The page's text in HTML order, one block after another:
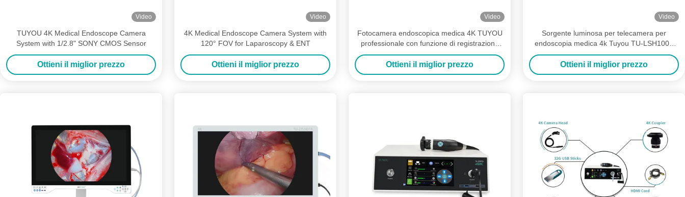
Video
TUYOU 4K Medical Endoscope Camera
System with 1/2.8" SONY CMOS Sensor
Ottieni il miglior prezzo
Video
4K Medical Endoscope Camera System with
120° FOV for Laparoscopy & ENT
Ottieni il miglior prezzo
Video
Fotocamera endoscopica medica 4K TUYOU
professionale con funzione di registrazione
video
Ottieni il miglior prezzo
Video
Sorgente luminosa per telecamera per
endoscopia medica 4k Tuyou TU-LSH100A
per otorinolaringoiatria, cistoscopia,
isteroscopia
Ottieni il miglior prezzo